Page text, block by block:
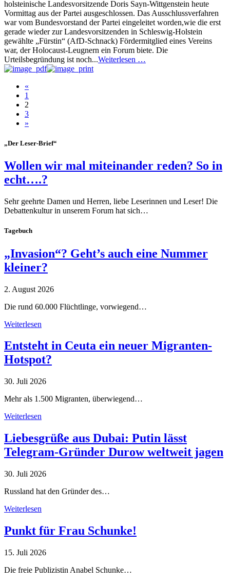
holsteinische Landesvorsitzende Doris Sayn-Wittgenstein heute
Vormittag aus der Partei ausgeschlossen. Das Ausschlussverfahren
war vom Bundesvorstand der Partei eingeleitet worden,wie die erst
gerade wieder zur Landesvorsitzenden in Schleswig-Holstein
gewählte „Fürstin“ (AfD-Schnack) Fördermitglied eines Vereins
war, der Holocaust-Leugnern ein Forum biete. Die
Urteilsbegründung ist noch...Weiterlesen …
«
1
2
3
»
„Der Leser-Brief“
Wollen wir mal miteinander reden? So in
echt….?
Sehr geehrte Damen und Herren, liebe Leserinnen und Leser! Die
Debattenkultur in unserem Forum hat sich…
Tagebuch
„Invasion“? Geht’s auch eine Nummer
kleiner?
2. August 2026
Die rund 60.000 Flüchtlinge, vorwiegend…
Weiterlesen
Entsteht in Ceuta ein neuer Migranten-
Hotspot?
30. Juli 2026
Mehr als 1.500 Migranten, überwiegend…
Weiterlesen
Liebesgrüße aus Dubai: Putin lässt
Telegram-Gründer Durow weltweit jagen
30. Juli 2026
Russland hat den Gründer des…
Weiterlesen
Punkt für Frau Schunke!
15. Juli 2026
Die freie Publizistin Anabel Schunke…